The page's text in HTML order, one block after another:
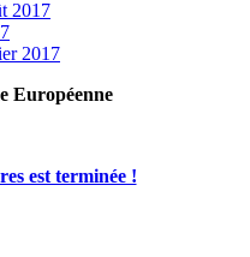
2017
2017
Européenne
est terminée !